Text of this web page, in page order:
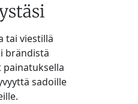
tai viestillä
brändistä
sadoille